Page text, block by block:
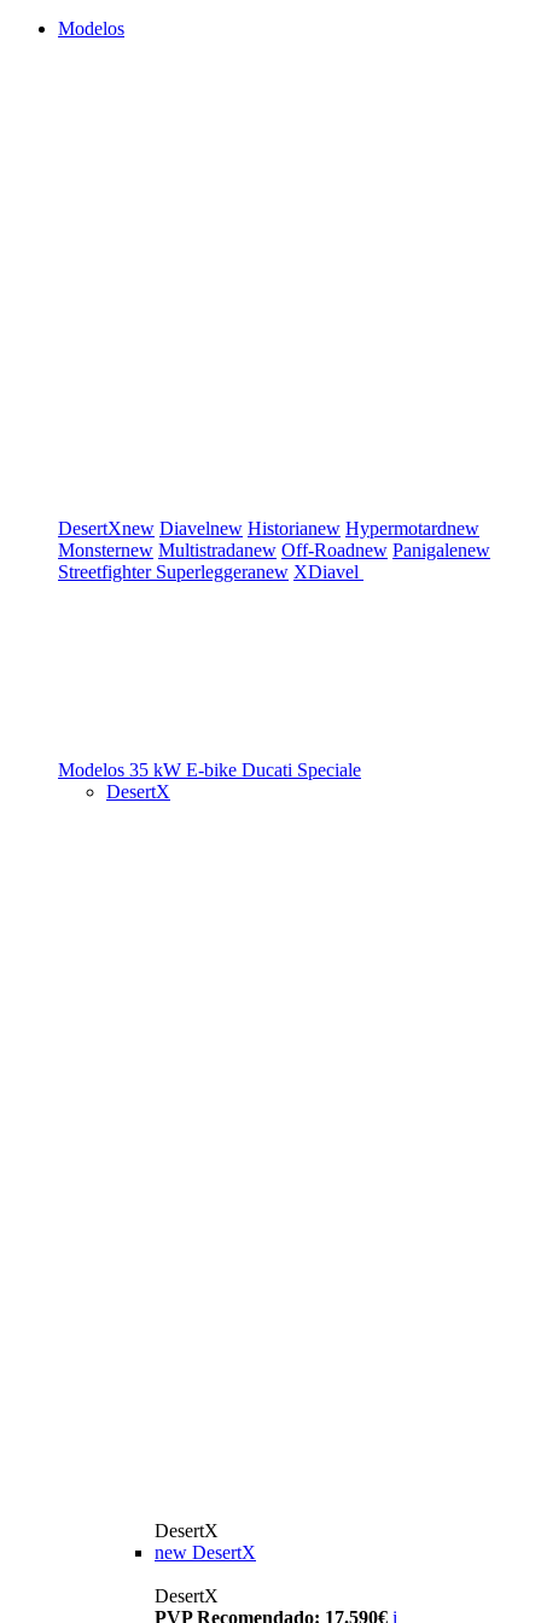
Modelos
DesertXnew Diavelnew Historianew Hypermotardnew
Monsternew Multistradanew Off-Roadnew Panigalenew
Streetfighter Superleggeranew XDiavel
Modelos 35 kW E-bike Ducati Speciale
DesertX
DesertX
new DesertX
DesertX
PVP Recomendado: 17.590€ i